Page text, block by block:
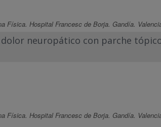
Física. Hospital Francesc de Borja. Gandía.
neuropático con parche
Física. Hospital Francesc de Borja. Gandía.